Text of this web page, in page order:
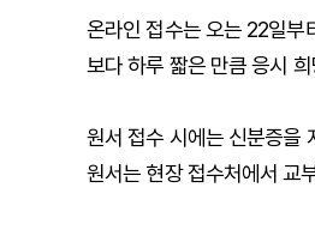
온라인 접수는 오는 22일부
보다 하루 짧은 만큼 응시
원서 접수 시에는 신분증을
원서는 현장 접수처에서 교